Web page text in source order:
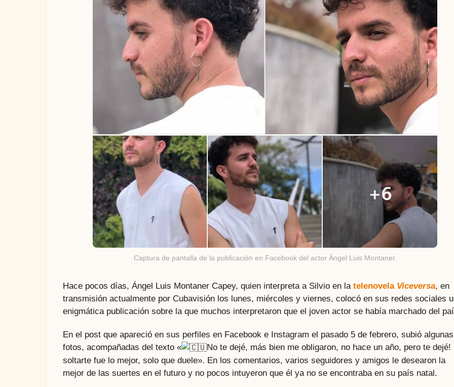
Captura de pantalla de la publicación en Facebook del actor Ángel Luis Montaner.
Hace pocos días, Ángel Luis Montaner Capey, quien interpreta a Silvio en la telenovela Viceversa, en
transmisión actualmente por Cubavisión los lunes, miércoles y viernes, colocó en sus redes sociales
enigmática publicación sobre la que muchos interpretaron que el joven actor se había marchado del
En el post que apareció en sus perfiles en Facebook e Instagram el pasado 5 de febrero, subió algunas
fotos, acompañadas del texto «
No te dejé, más bien me obligaron, no hace un año, pero te dejé!
soltarte fue lo mejor, solo que duele». En los comentarios, varios seguidores y amigos le desearon la
mejor de las suertes en el futuro y no pocos intuyeron que él ya no se encontraba en su país natal.